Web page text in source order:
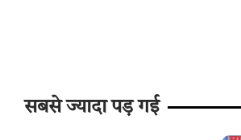
सबसे ज्यादा पड़ गई